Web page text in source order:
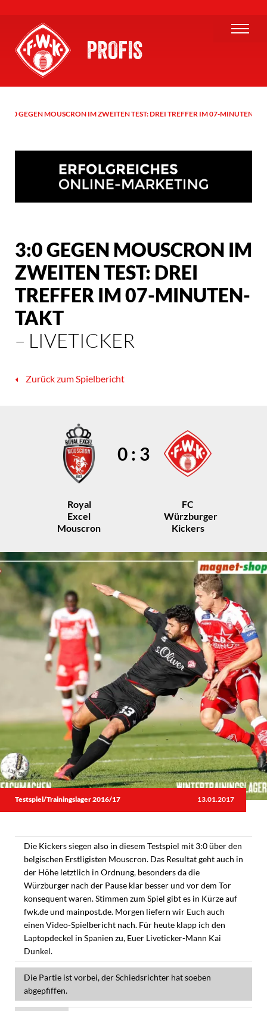
PROFIS
3:0 GEGEN MOUSCRON IM ZWEITEN TEST: DREI TREFFER IM 07-MINUTEN-
3:0 GEGEN MOUSCRON IM
ZWEITEN TEST: DREI
TREFFER IM 07-MINUTEN-
TAKT
– LIVETICKER
Zurück zum Spielbericht
Royal
Excel
Mouscron
0 : 3
FC
Würzburger
Kickers
Testspiel/Trainingslager 2016/17 13.01.2017
Die Kickers siegen also in diesem Testspiel mit 3:0 über den
belgischen Erstligisten Mouscron. Das Resultat geht auch in
der Höhe letztlich in Ordnung, besonders da die
Würzburger nach der Pause klar besser und vor dem Tor
konsequent waren. Stimmen zum Spiel gibt es in Kürze auf
fwk.de und mainpost.de. Morgen liefern wir Euch auch
einen Video-Spielbericht nach. Für heute klapp ich den
Laptopdeckel in Spanien zu, Euer Liveticker-Mann Kai
Dunkel.
Die Partie ist vorbei, der Schiedsrichter hat soeben
abgepfiffen.